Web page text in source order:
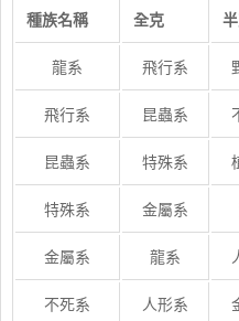
種族名稱 全克
龍系 飛行系
飛行系 昆蟲系
昆蟲系 特殊系
特殊系 金屬系
金屬系 龍系
不死系 人形系